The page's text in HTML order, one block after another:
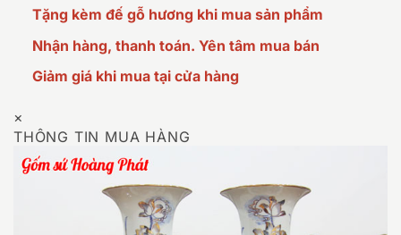
Tặng kèm đế gỗ hương khi mua sản phẩm
Nhận hàng, thanh toán. Yên tâm mua bán
Giảm giá khi mua tại cửa hàng
×
THÔNG TIN MUA HÀNG